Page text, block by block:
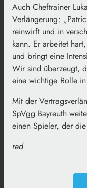
Auch Cheftrainer
Verlängerung:
reinwirft und in
kann. Er arbeitet
und bringt eine
Wir sind überzeugt,
eine wichtige Rolle
Mit der
SpVgg Bayreuth
einen Spieler, der
red